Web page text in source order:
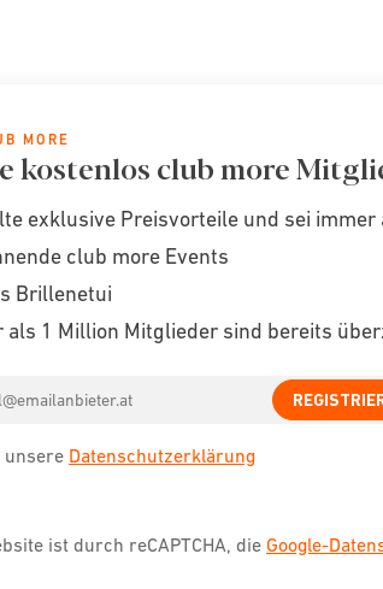
MORE
kostenlos club more
exklusive Preisvorteile und sei
club more Events
Brillenetui
als 1 Million Mitglieder sind bereits
unsere Datenschutzerklärung
ist durch reCAPTCHA, die Google-